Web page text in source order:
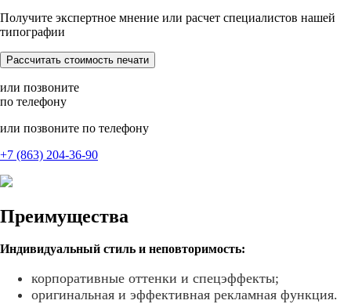
Получите экспертное мнение или расчет специалистов нашей
типографии
Рассчитать стоимость печати
или позвоните
по телефону
или позвоните по телефону
+7 (863) 204-36-90
Преимущества
Индивидуальный стиль и неповторимость:
корпоративные оттенки и спецэффекты;
оригинальная и эффективная рекламная функция.